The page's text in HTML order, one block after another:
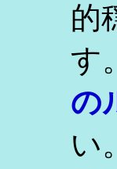
的
す
の
い